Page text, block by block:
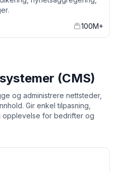
100M+
(CMS)
og administrere nettsteder,
Gir enkel tilpasning,
opplevelse for bedrifter og